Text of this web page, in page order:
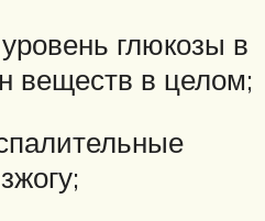
глюкозы в
веществ в целом;